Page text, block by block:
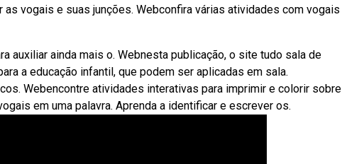
vogais e suas junções. Webconfira várias atividades com vogais
auxiliar ainda mais o. Webnesta publicação, o site tudo sala de
a educação infantil, que podem ser aplicadas em sala.
Webencontre atividades interativas para imprimir e colorir sobre
em uma palavra. Aprenda a identificar e escrever os.